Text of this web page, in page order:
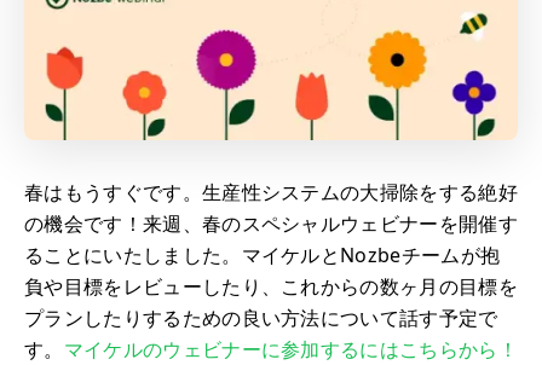
春はもうすぐです。生産性システムの大掃除をする絶好
の機会です！来週、春のスペシャルウェビナーを開催す
ることにいたしました。マイケルとNozbeチームが抱
負や目標をレビューしたり、これからの数ヶ月の目標を
プランしたりするための良い方法について話す予定で
す。 マイケルのウェビナーに参加するにはこちらから！